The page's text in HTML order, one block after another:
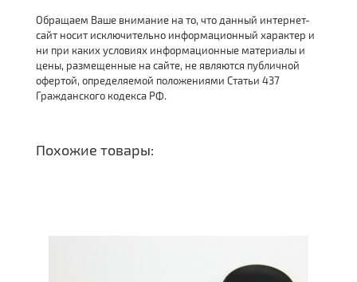
Обращаем Ваше внимание на то, что данный интернет-
сайт носит исключительно информационный характер и
ни при каких условиях информационные материалы и
цены, размещенные на сайте, не являются публичной
офертой, определяемой положениями Статьи 437
Гражданского кодекса РФ.
Похожие товары: